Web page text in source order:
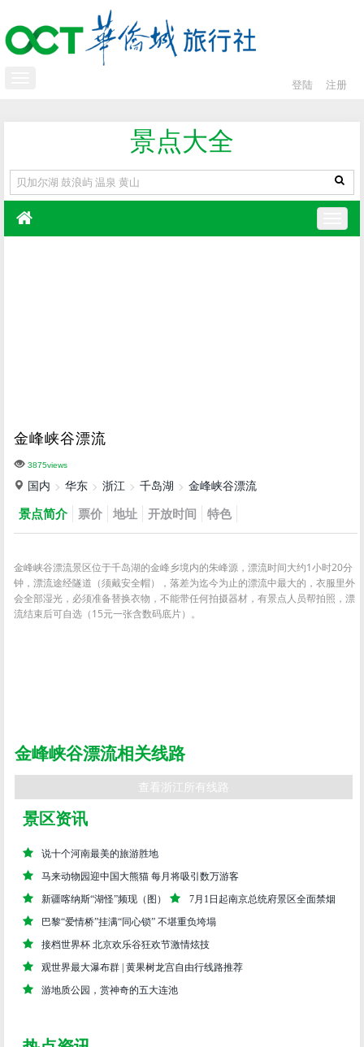
登陆 注册
景点大全
金峰峡谷漂流
3875views
国内 华东 浙江 千岛湖 金峰峡谷漂流
景点简介 票价 地址 开放时间 特色
金峰峡谷漂流景区位于千岛湖的金峰乡境内的朱峰源，漂流时间大约1小时20分
钟，漂流途经隧道（须戴安全帽），落差为迄今为止的漂流中最大的，衣服里外
会全部湿光，必须准备替换衣物，不能带任何拍摄器材，有景点人员帮拍照，漂
流结束后可自选（15元一张含数码底片）。
金峰峡谷漂流相关线路
查看浙江所有线路
景区资讯
说十个河南最美的旅游胜地
马来动物园迎中国大熊猫 每月将吸引数万游客
新疆喀纳斯“湖怪”频现（图）
7月1日起南京总统府景区全面禁烟
巴黎“爱情桥”挂满“同心锁” 不堪重负垮塌
接档世界杯 北京欢乐谷狂欢节激情炫技
观世界最大瀑布群 | 黄果树龙宫自由行线路推荐
游地质公园，赏神奇的五大连池